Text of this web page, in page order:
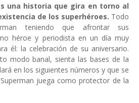
una historia que gira en torno al
de los superhéroes. Todo
teniendo que afrontar sus
héroe y periodista en un día muy
él: la celebración de su aniversario.
modo banal, sienta las bases de la
en los siguientes números y que se
juega como protector de la